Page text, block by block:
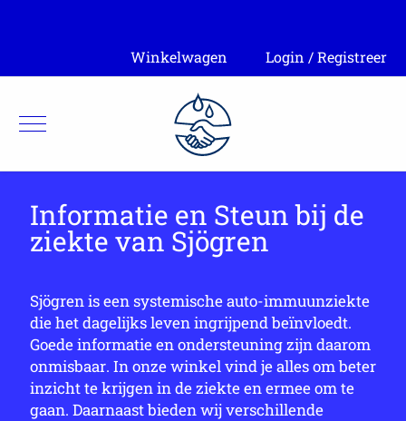
Winkelwagen Login / Registreer
Informatie en Steun bij de
ziekte van Sjögren
Sjögren is een systemische auto-immuunziekte
die het dagelijks leven ingrijpend beïnvloedt.
Goede informatie en ondersteuning zijn daarom
onmisbaar. In onze winkel vind je alles om beter
inzicht te krijgen in de ziekte en ermee om te
gaan. Daarnaast bieden wij verschillende